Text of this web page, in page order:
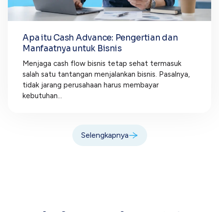
Apa itu Cash Advance: Pengertian dan
Manfaatnya untuk Bisnis
Menjaga cash flow bisnis tetap sehat termasuk
salah satu tantangan menjalankan bisnis. Pasalnya,
tidak jarang perusahaan harus membayar
kebutuhan...
Selengkapnya